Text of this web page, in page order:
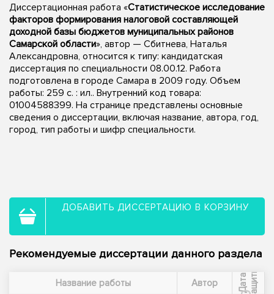
Диссертационная работа «Статистическое исследование
факторов формирования налоговой составляющей
доходной базы бюджетов муниципальных районов
Самарской области», автор — Сбитнева, Наталья
Александровна, относится к типу: кандидатская
диссертация по специальности 08.00.12. Работа
подготовлена в городе Самара в 2009 году. Объем
работы: 259 с. : ил.. Внутренний код товара:
01004588399. На странице представлены основные
сведения о диссертации, включая название, автора, год,
город, тип работы и шифр специальности.
ДОБАВИТЬ ДИССЕРТАЦИЮ В КОРЗИНУ
Рекомендуемые диссертации данного раздела
Название работы Автор Д
а
т
а
з
а
щ
и
ты